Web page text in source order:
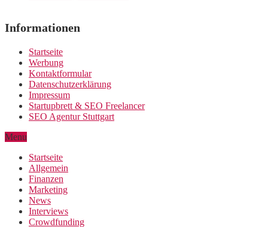
Informationen
Startseite
Werbung
Kontaktformular
Datenschutzerklärung
Impressum
Startupbrett & SEO Freelancer
SEO Agentur Stuttgart
Menu
Startseite
Allgemein
Finanzen
Marketing
News
Interviews
Crowdfunding